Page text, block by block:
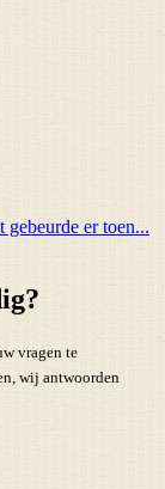
gebeurde er toen...
vragen te
wij antwoorden